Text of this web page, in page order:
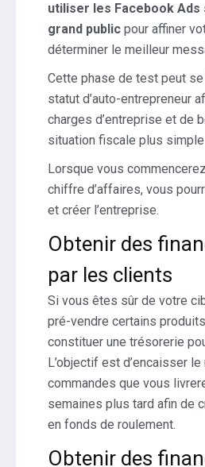
utiliser les Facebook Ads
grand public pour affiner
déterminer le meilleur
Cette phase de test peut
statut d’auto-entrepreneur
charges d’entreprise et de
situation fiscale plus
Lorsque vous
chiffre d’affaires, vous
et créer l’entreprise.
Obtenir des
par les clients
Si vous êtes sûr de votre
pré-vendre certains
constituer une trésorerie
L’objectif est d’encaisser
commandes que vous
semaines plus tard afin de
en fonds de roulement.
Obtenir des